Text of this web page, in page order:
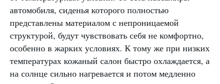
автомобиля, сиденья которого полностью
представлены материалом с непроницаемой
структурой, будут чувствовать себя не комфортно,
особенно в жарких условиях. К тому же при низких
температурах кожаный салон быстро охлаждается, а
на солнце сильно нагревается и потом медленно